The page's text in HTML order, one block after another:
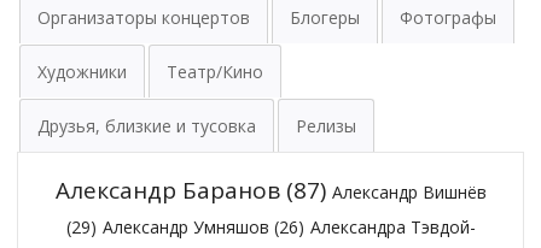
Организаторы концертов Блогеры Фотографы
Художники Театр/Кино
Друзья, близкие и тусовка Релизы
Александр Баранов(87) Александр Вишнёв
(29) Александр Умняшов (26) Александра Тэвдой-